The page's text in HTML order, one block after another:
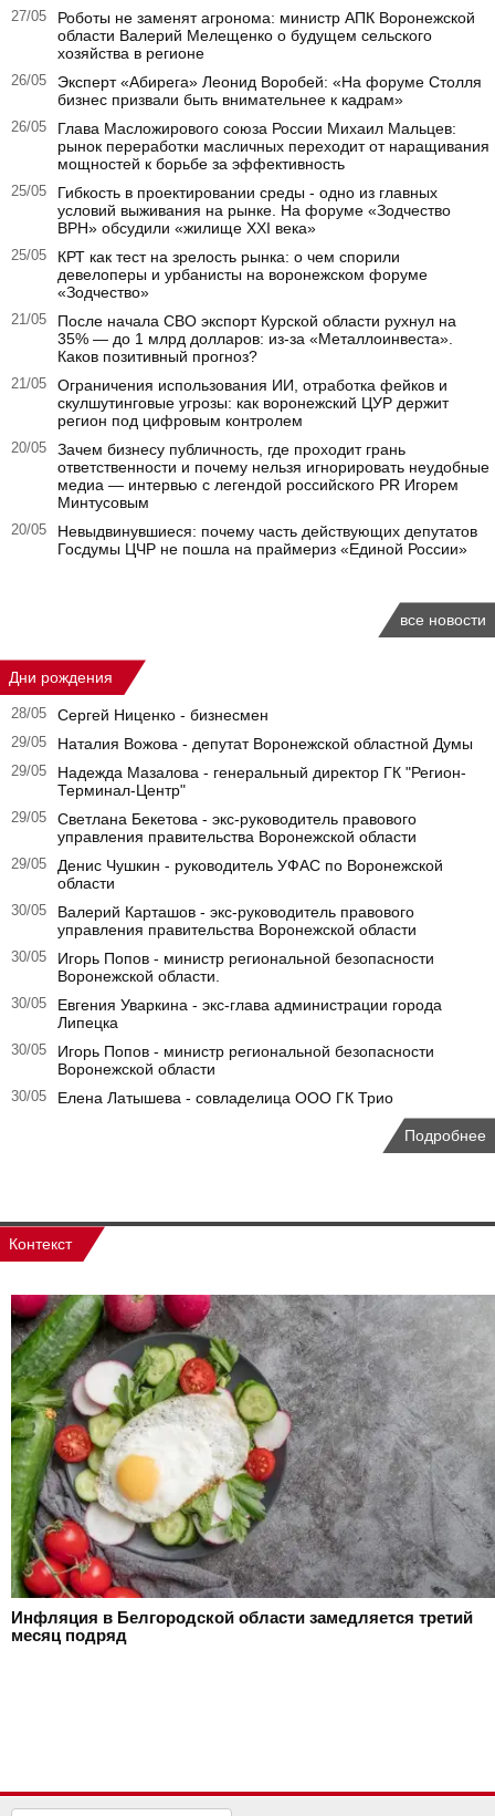
27/05
Роботы не заменят агронома: министр АПК Воронежской
области Валерий Мелещенко о будущем сельского
хозяйства в регионе
26/05
Эксперт «Абирега» Леонид Воробей: «На форуме Столля
бизнес призвали быть внимательнее к кадрам»
26/05
Глава Масложирового союза России Михаил Мальцев:
рынок переработки масличных переходит от наращивания
мощностей к борьбе за эффективность
25/05
Гибкость в проектировании среды - одно из главных
условий выживания на рынке. На форуме «Зодчество
ВРН» обсудили «жилище XXI века»
25/05
КРТ как тест на зрелость рынка: о чем спорили
девелоперы и урбанисты на воронежском форуме
«Зодчество»
21/05
После начала СВО экспорт Курской области рухнул на
35% — до 1 млрд долларов: из-за «Металлоинвеста».
Каков позитивный прогноз?
21/05
Ограничения использования ИИ, отработка фейков и
скулшутинговые угрозы: как воронежский ЦУР держит
регион под цифровым контролем
20/05
Зачем бизнесу публичность, где проходит грань
ответственности и почему нельзя игнорировать неудобные
медиа — интервью с легендой российского PR Игорем
Минтусовым
20/05
Невыдвинувшиеся: почему часть действующих депутатов
Госдумы ЦЧР не пошла на праймериз «Единой России»
все новости
Дни рождения
28/05 Сергей Ниценко - бизнесмен
29/05 Наталия Вожова - депутат Воронежской областной Думы
29/05
Надежда Мазалова - генеральный директор ГК "Регион-
Терминал-Центр"
29/05
Светлана Бекетова - экс-руководитель правового
управления правительства Воронежской области
29/05
Денис Чушкин - руководитель УФАС по Воронежской
области
30/05
Валерий Карташов - экс-руководитель правового
управления правительства Воронежской области
30/05
Игорь Попов - министр региональной безопасности
Воронежской области.
30/05
Евгения Уваркина - экс-глава администрации города
Липецка
30/05
Игорь Попов - министр региональной безопасности
Воронежской области
30/05 Елена Латышева - совладелица ООО ГК Трио
Подробнее
Контекст
Инфляция в Белгородской области замедляется третий
месяц подряд